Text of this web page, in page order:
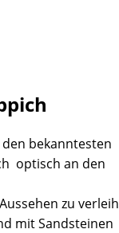
bekanntesten
optisch an den
zu
mit Sandsteinen